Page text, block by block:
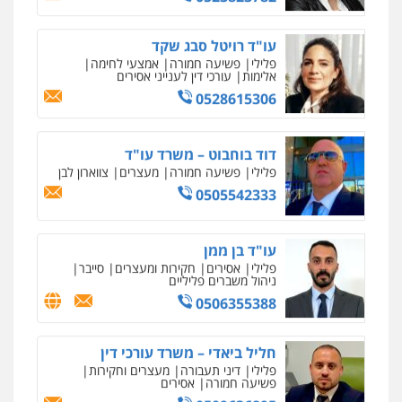
פלילי פשיעה חמורה מעצרים וחקירות
0507446995
פלילי צווארון לבן מעצרים הליכי הסגרה
0522249087
משפט פלילי פשיעה חמורה
525043999
פלילי פשיעה חמורה סמים והימורים
מעצרים וחקירות
0526555488
פשיעה חמורה
אלימות עורכי דין לענייני אסירים
0528615306
0505542333
ניהול משברים פליליים
0506355388
פלילי
פשיעה חמורה אסירים
0509636895
מרכז התחלה חדשה
אסירים עבירות מין
מאיה בלום, עו"ס, טיפול ושיקום
טיפול בהתמכרויות
עו"ד ד"ר אבי שקד
עבירות כלכליות הלבנת הון חילוטים
איתי חקירות – שירותים לעורכי דין